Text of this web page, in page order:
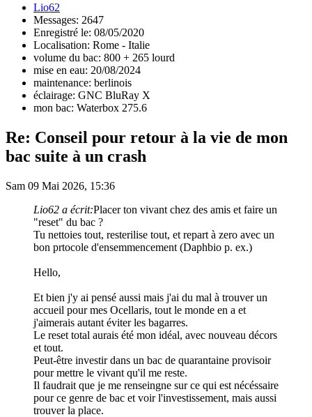
Lio62
Messages: 2647
Enregistré le: 08/05/2020
Localisation: Rome - Italie
volume du bac: 800 + 265 lourd
mise en eau: 20/08/2024
maintenance: berlinois
éclairage: GNC BluRay X
mon bac: Waterbox 275.6
Re: Conseil pour retour à la vie de mon
bac suite à un crash
Sam 09 Mai 2026, 15:36
Lio62 a écrit:Placer ton vivant chez des amis et faire un
"reset" du bac ?
Tu nettoies tout, resterilise tout, et repart à zero avec un
bon prtocole d'ensemmencement (Daphbio p. ex.)
Hello,
Et bien j'y ai pensé aussi mais j'ai du mal à trouver un
accueil pour mes Ocellaris, tout le monde en a et
j'aimerais autant éviter les bagarres.
Le reset total aurais été mon idéal, avec nouveau décors
et tout.
Peut-être investir dans un bac de quarantaine provisoir
pour mettre le vivant qu'il me reste.
Il faudrait que je me renseingne sur ce qui est nécéssaire
pour ce genre de bac et voir l'investissement, mais aussi
trouver la place.